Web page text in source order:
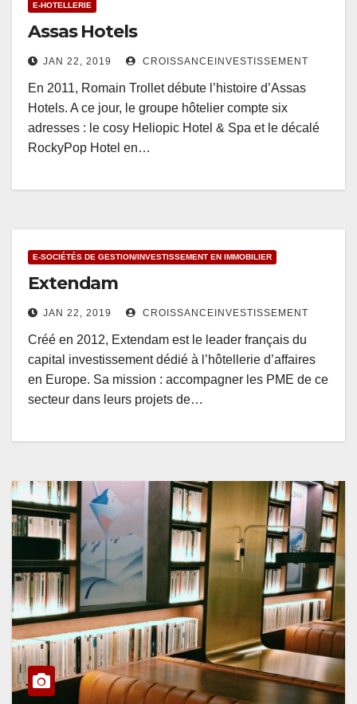
E-HOTELLERIE
Assas Hotels
JAN 22, 2019 CROISSANCEINVESTISSEMENT
En 2011, Romain Trollet débute l’histoire d’Assas
Hotels. A ce jour, le groupe hôtelier compte six
adresses : le cosy Heliopic Hotel & Spa et le décalé
RockyPop Hotel en…
E-SOCIÉTÉS DE GESTION/INVESTISSEMENT EN IMMOBILIER
Extendam
JAN 22, 2019 CROISSANCEINVESTISSEMENT
Créé en 2012, Extendam est le leader français du
capital investissement dédié à l’hôtellerie d’affaires
en Europe. Sa mission : accompagner les PME de ce
secteur dans leurs projets de…